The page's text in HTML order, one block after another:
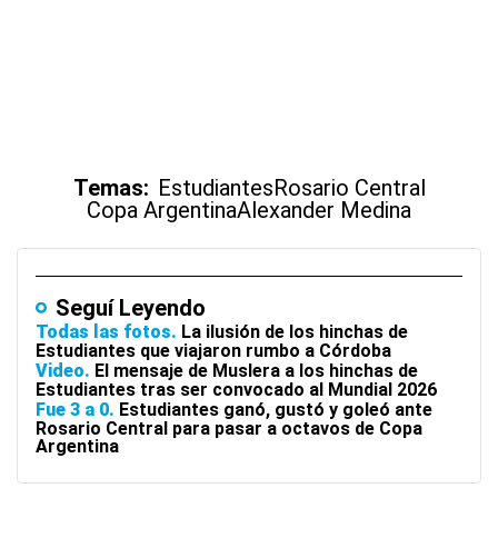
Temas: EstudiantesRosario Central
Copa ArgentinaAlexander Medina
Seguí Leyendo
Todas las fotos La ilusión de los hinchas de
Estudiantes que viajaron rumbo a Córdoba
Video El mensaje de Muslera a los hinchas de
Estudiantes tras ser convocado al Mundial 2026
Fue 3 a 0 Estudiantes ganó, gustó y goleó ante
Rosario Central para pasar a octavos de Copa
Argentina